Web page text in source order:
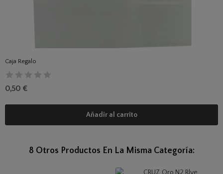
Caja Regalo
0,50 €
Añadir al carrito
8 Otros Productos En La Misma Categoría: